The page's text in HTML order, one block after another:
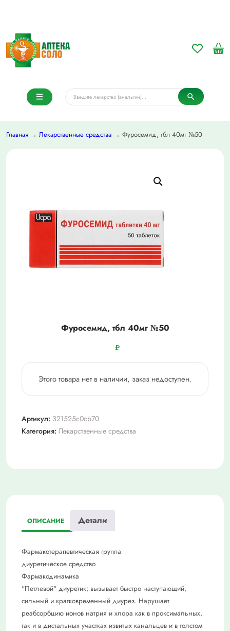
Главная → Лекарственные средства → Фуросемид, тбл 40мг №50
Фуросемид, тбл 40мг №50
₽
Этого товара нет в наличии, заказ недоступен.
Артикул: 321525c0cb70
Категория: Лекарственные средства
ОПИСАНИЕ Детали
Фармакотерапевтическая группа
диуретическое средство
Фармакодинамика
"Петлевой" диуретик; вызывает быстро наступающий,
сильный и кратковременный диурез. Нарушает
реабсорбцию ионов натрия и хлора как в проксимальных,
так и в дистальных участках извитых канальцев и в толстом